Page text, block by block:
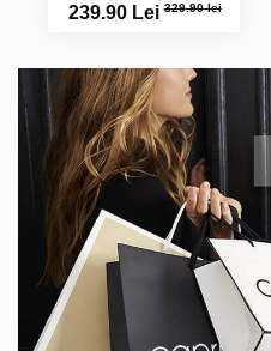
239.90 Lei329.90 lei